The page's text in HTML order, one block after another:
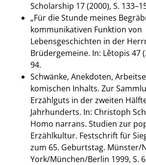
Scholarship 17 (2000), S.
„Für die Stunde meines
kommunikativen Funktion von
Lebensgeschichten in der
Brüdergemeine. In: Lětopis 47
94.
Schwänke, Anekdoten,
komischen Inhalts. Zur
Erzählguts in der zweiten
Jahrhunderts. In: Christoph
Homo narrans. Studien zur
Erzählkultur. Festschrift für
zum 65. Geburtstag. Münster/
York/München/Berlin 1999, S.